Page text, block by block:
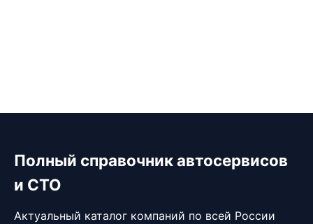
Полный справочник автосервисов
и СТО
Актуальный каталог компаний по всей России